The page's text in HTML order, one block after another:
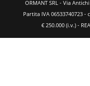
ORMANT SRL - Via
Partita IVA 06533740723 -
€ 250.000 (i.v.) -